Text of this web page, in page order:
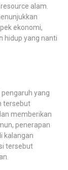
alam.
ekonomi,
hidup yang nanti
yang
tersebut
memberikan
penerapan
kalangan
tersebut